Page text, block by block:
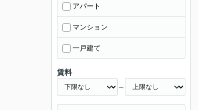
アパート
マンション
一戸建て
賃料
～